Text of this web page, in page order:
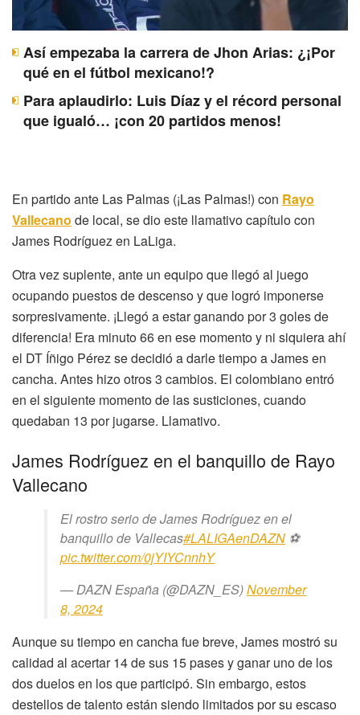
Así empezaba la carrera de Jhon Arias: ¿¡Por
qué en el fútbol mexicano!?
Para aplaudirlo: Luis Díaz y el récord personal
que igualó… ¡con 20 partidos menos!
En partido ante Las Palmas (¡Las Palmas!) con Rayo
Vallecano de local, se dio este llamativo capítulo con
James Rodríguez en LaLiga.
Otra vez suplente, ante un equipo que llegó al juego
ocupando puestos de descenso y que logró imponerse
sorpresivamente. ¡Llegó a estar ganando por 3 goles de
diferencia! Era minuto 66 en ese momento y ni siquiera ahí
el DT Íñigo Pérez se decidió a darle tiempo a James en
cancha. Antes hizo otros 3 cambios. El colombiano entró
en el siguiente momento de las susticiones, cuando
quedaban 13 por jugarse. Llamativo.
James Rodríguez en el banquillo de Rayo
Vallecano
El rostro serio de James Rodríguez en el
banquillo de Vallecas#LALIGAenDAZN ⚽️
pic.twitter.com/0jYIYCnnhY
— DAZN España (@DAZN_ES)November
8, 2024
Aunque su tiempo en cancha fue breve, James mostró su
calidad al acertar 14 de sus 15 pases y ganar uno de los
dos duelos en los que participó. Sin embargo, estos
destellos de talento están siendo limitados por su escaso